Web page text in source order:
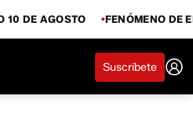
10 DE AGOSTO FENÓMENO DE
Suscríbete